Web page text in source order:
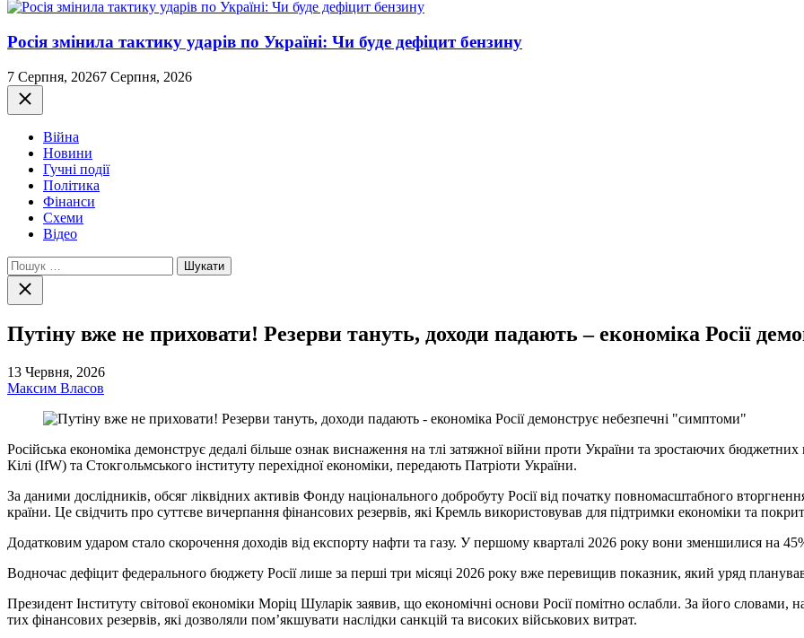
Росія змінила тактику ударів по Україні: Чи буде дефіцит бензину
7 Серпня, 20267 Серпня, 2026
Закрити
Війна
Новини
Гучні події
Політика
Фінанси
Схеми
Відео
Пошук:
Закрити
пошук
Путіну вже не приховати! Резерви тануть, доходи падають – економіка Росії
13 Червня, 2026
Максим Власов
Російська економіка демонструє дедалі більше ознак виснаження на тлі затяжної війни проти України та зростаючих бюджетних
Кілі (IfW) та Стокгольмського інституту перехідної економіки, передають Патріоти України.
За даними дослідників, обсяг ліквідних активів Фонду національного добробуту Росії від початку повномасштабного
країни. Це свідчить про суттєве вичерпання фінансових резервів, які Кремль використовував для підтримки економіки та
Додатковим ударом стало скорочення доходів від експорту нафти та газу. У першому кварталі 2026 року вони зменшилися на
Водночас дефіцит федерального бюджету Росії лише за перші три місяці 2026 року вже перевищив показник, який уряд
Президент Інституту світової економіки Моріц Шуларік заявив, що економічні основи Росії помітно ослабли. За його словами,
тих фінансових резервів, які дозволяли пом’якшувати наслідки санкцій та високих військових витрат.